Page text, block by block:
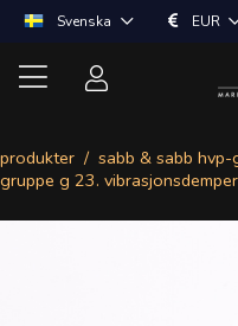
Svenska EUR
produkter sabb & sabb hvp-
gruppe g 23. vibrasjonsdemper